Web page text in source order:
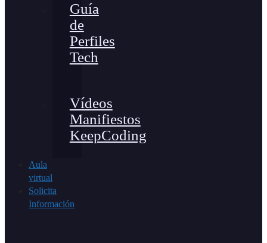
Guía
de
Perfiles
Tech
Vídeos
Manifiestos
KeepCoding
Aula
virtual
Solicita
Información